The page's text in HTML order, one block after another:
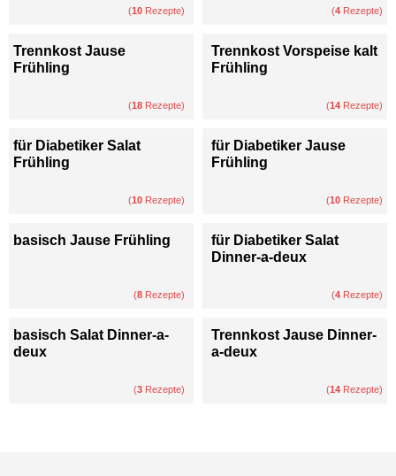
(10 Rezepte) (4 Rezepte)
Trennkost Jause
Frühling
(18 Rezepte)
Trennkost Vorspeise kalt
Frühling
(14 Rezepte)
für Diabetiker Salat
Frühling
(10 Rezepte)
für Diabetiker Jause
Frühling
(10 Rezepte)
basisch Jause Frühling
(8 Rezepte)
für Diabetiker Salat
Dinner-a-deux
(4 Rezepte)
basisch Salat Dinner-a-
deux
(3 Rezepte)
Trennkost Jause Dinner-
a-deux
(14 Rezepte)